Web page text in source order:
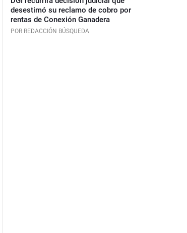
desestimó su reclamo de cobro por
rentas de Conexión Ganadera
POR REDACCIÓN BÚSQUEDA